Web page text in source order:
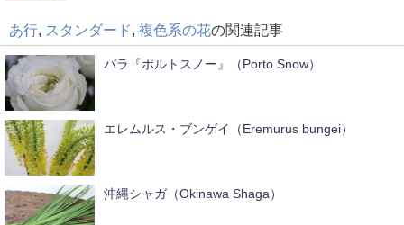
あ行, スタンダード, 複色系の花の関連記事
バラ『ポルトスノー』（Porto Snow）
エレムルス・ブンゲイ（Eremurus bungei）
沖縄シャガ（Okinawa Shaga）